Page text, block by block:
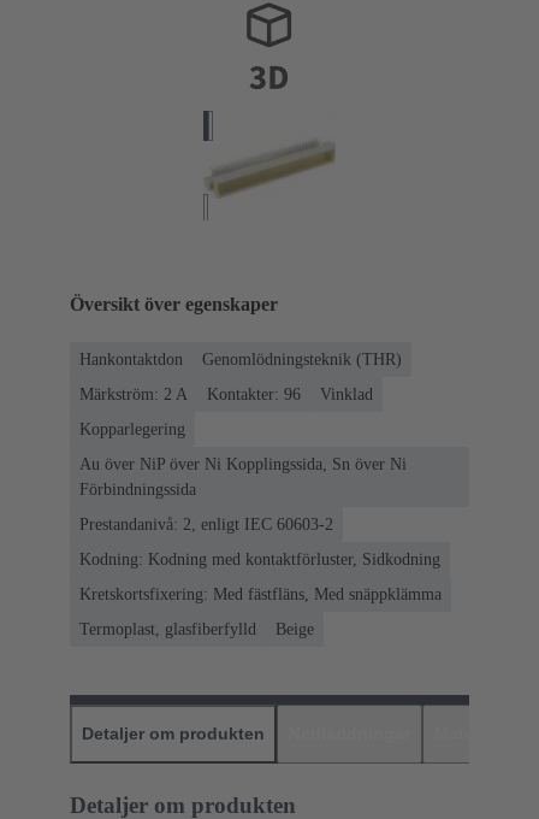
Översikt över egenskaper
Hankontaktdon
Genomlödningsteknik (THR)
Märkström: ‌2 A
Kontakter: 96
Vinklad
Kopparlegering
Au över NiP över Ni Kopplingssida, Sn över Ni
Förbindningssida
Prestandanivå: 2, enligt IEC 60603-2
Kodning: Kodning med kontaktförluster, Sidkodning
Kretskortsfixering: Med fästfläns, Med snäppklämma
Termoplast, glasfiberfylld
Beige
Detaljer om produkten
Detaljer om produkten